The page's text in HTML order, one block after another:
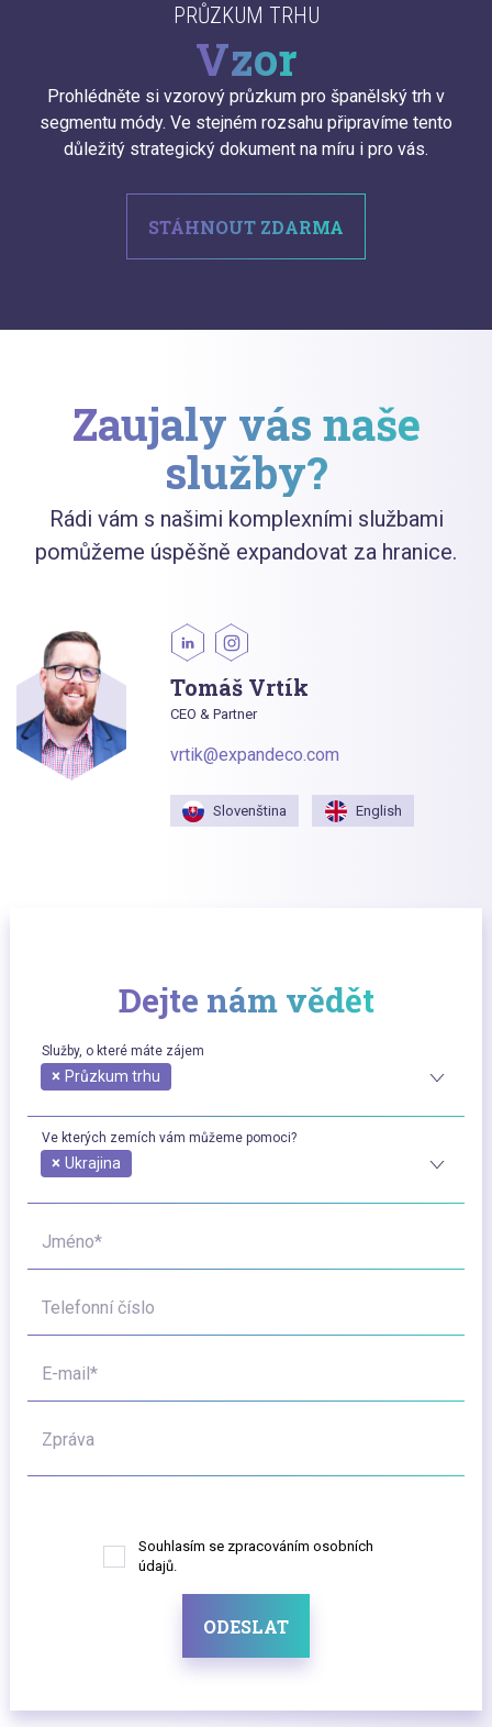
PRŮZKUM TRHU
Vzor
Prohlédněte si vzorový průzkum pro španělský trh v
segmentu módy. Ve stejném rozsahu připravíme tento
důležitý strategický dokument na míru i pro vás.
STÁHNOUT ZDARMA
Zaujaly vás naše
služby?
Rádi vám s našimi komplexními službami
pomůžeme úspěšně expandovat za hranice.
Tomáš Vrtík
CEO & Partner
vrtik@expandeco.com
Slovenština English
Dejte nám vědět
Služby, o které máte zájem
× Průzkum trhu
Ve kterých zemích vám můžeme pomoci?
× Ukrajina
Jméno*
Telefonní číslo
E-mail*
Zpráva
Souhlasím se zpracováním osobních
údajů.
ODESLAT